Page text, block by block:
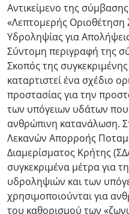
Αντικείμενο της
«Λεπτομερής
Υδροληψίας για
Σύντομη περιγραφή της
Σκοπός της
καταρτιστεί ένα σχέδιο
προστασίας για την
των υπόγειων υδάτων που
ανθρώπινη κατανάλωση.
Λεκανών Απορροής
Διαμερίσματος Κρήτης
συγκεκριμένα μέτρα για
υδροληψιών και των
χρησιμοποιούνται για
του καθορισμού των